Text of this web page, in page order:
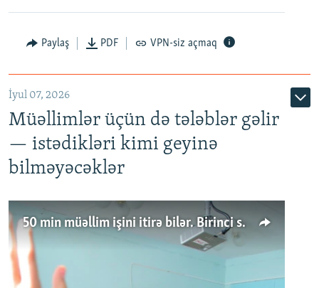
Paylaş PDF VPN-siz açmaq
İyul 07, 2026
Müəllimlər üçün də tələblər gəlir
— istədikləri kimi geyinə
bilməyəcəklər
50 min müəllim işini itirə bilər. Birinci sinfə gedənlər azalır